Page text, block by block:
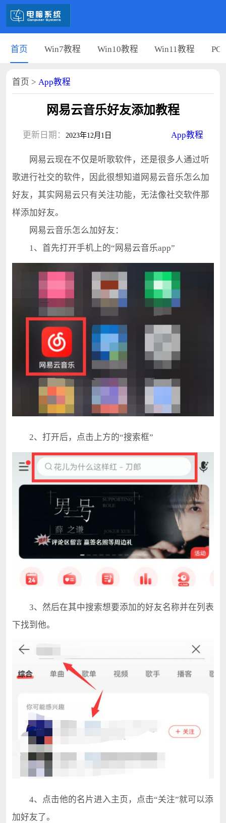
首页 Win7教程 Win10教程 Win11教程 PC
首页 > App教程
网易云音乐好友添加教程
更新日期： 2023年12月1日 App教程
网易云现在不仅是听歌软件，还是很多人通过听
歌进行社交的软件，因此很想知道网易云音乐怎么加
好友，其实网易云只有关注功能，无法像社交软件那
样添加好友。
网易云音乐怎么加好友：
1、首先打开手机上的“网易云音乐app”
2、打开后，点击上方的“搜索框”
3、然后在其中搜索想要添加的好友名称并在列表
下找到他。
4、点击他的名片进入主页，点击“关注”就可以添
加好友了。